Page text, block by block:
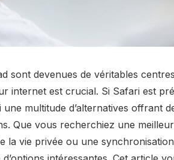
sont devenues de véritables
internet est crucial. Si Safari est
multitude d’alternatives offrant
Que vous recherchiez une
la vie privée ou une